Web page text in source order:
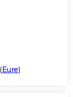
(Eure)